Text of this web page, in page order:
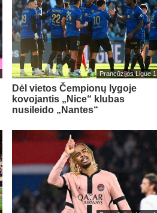
Prancūzijos Ligue 1
Dėl vietos Čempionų lygoje
kovojantis „Nice“ klubas
nusileido „Nantes“